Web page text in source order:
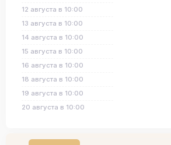
12 августа в 10:00
13 августа в 10:00
14 августа в 10:00
15 августа в 10:00
16 августа в 10:00
18 августа в 10:00
19 августа в 10:00
20 августа в 10:00